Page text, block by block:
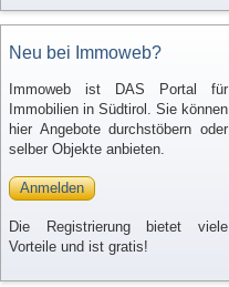
Neu bei Immoweb?
Immoweb ist DAS Portal für
Immobilien in Südtirol. Sie können
hier Angebote durchstöbern oder
selber Objekte anbieten.
Anmelden
Die Registrierung bietet viele
Vorteile und ist gratis!